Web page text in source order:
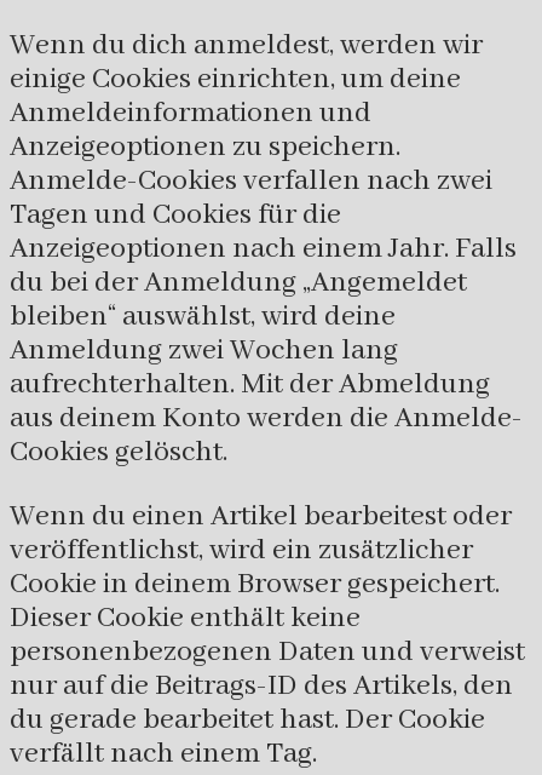
Wenn du dich anmeldest, werden wir
einige Cookies einrichten, um deine
Anmeldeinformationen und
Anzeigeoptionen zu speichern.
Anmelde-Cookies verfallen nach zwei
Tagen und Cookies für die
Anzeigeoptionen nach einem Jahr. Falls
du bei der Anmeldung „Angemeldet
bleiben“ auswählst, wird deine
Anmeldung zwei Wochen lang
aufrechterhalten. Mit der Abmeldung
aus deinem Konto werden die Anmelde-
Cookies gelöscht.
Wenn du einen Artikel bearbeitest oder
veröffentlichst, wird ein zusätzlicher
Cookie in deinem Browser gespeichert.
Dieser Cookie enthält keine
personenbezogenen Daten und verweist
nur auf die Beitrags-ID des Artikels, den
du gerade bearbeitet hast. Der Cookie
verfällt nach einem Tag.